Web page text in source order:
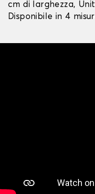
cm di larghezza,
Disponibile in 4